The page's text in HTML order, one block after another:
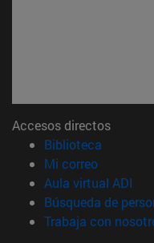
Accesos directos
Biblioteca
Mi correo(abre en
Aula virtual ADI
Búsqueda de
Trabaja con